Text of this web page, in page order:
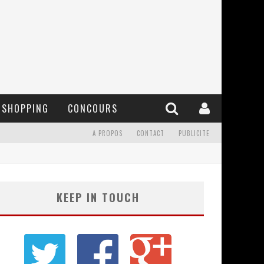
SHOPPING CONCOURS
A PROPOS CONTACT PUBLICITE
KEEP IN TOUCH